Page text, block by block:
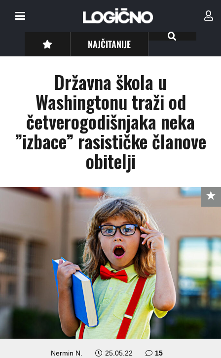
NAJČITANIJE
Državna škola u
Washingtonu traži od
četverogodišnjaka neka
”izbace” rasističke članove
obitelji
Nermin N. 25.05.22 15komentara